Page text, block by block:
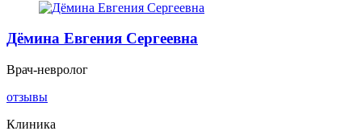
Дёмина Евгения Сергеевна
Врач-невролог
отзывы
Клиника